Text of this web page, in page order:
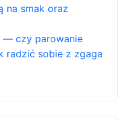
na smak oraz
— czy parowanie
radzić sobie z zgaga